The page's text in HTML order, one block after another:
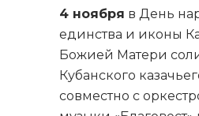
4 ноября в День
единства и иконы
Божией Матери
Кубанского
совместно с